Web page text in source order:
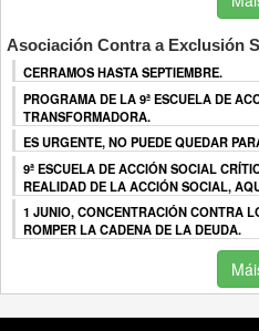
Asociación Contra a Exclusión
CERRAMOS HASTA SEPTIEMBRE.
PROGRAMA DE LA 9ª ESCUELA DE
TRANSFORMADORA.
ES URGENTE, NO PUEDE QUEDAR
9ª ESCUELA DE ACCIÓN SOCIAL
REALIDAD DE LA ACCIÓN SOCIAL,
1 JUNIO, CONCENTRACIÓN CONTRA
ROMPER LA CADENA DE LA DEUDA.